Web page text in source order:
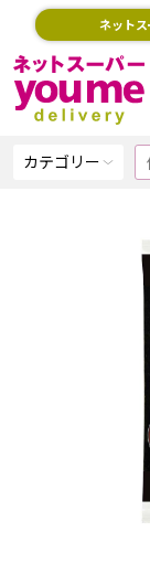
ネットス
カテゴリー